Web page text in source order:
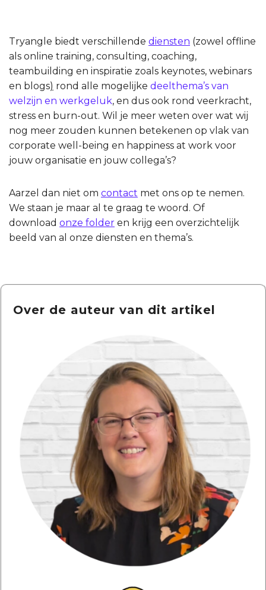
Tryangle biedt verschillende diensten (zowel offline
als online training, consulting, coaching,
teambuilding en inspiratie zoals keynotes, webinars
en blogs) rond alle mogelijke deelthema’s van
welzijn en werkgeluk, en dus ook rond veerkracht,
stress en burn-out. Wil je meer weten over wat wij
nog meer zouden kunnen betekenen op vlak van
corporate well-being en happiness at work voor
jouw organisatie en jouw collega’s?
Aarzel dan niet om contact met ons op te nemen.
We staan je maar al te graag te woord. Of
download onze folder en krijg een overzichtelijk
beeld van al onze diensten en thema’s.
Over de auteur van dit artikel